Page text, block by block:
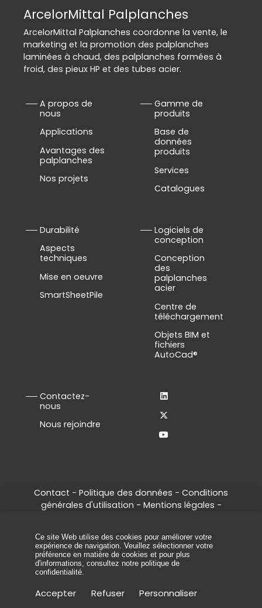
ArcelorMittal Palplanches
ArcelorMittal Palplanches coordonne la vente, le
marketing et la promotion des palplanches
laminées à chaud, des palplanches formées à
froid, des pieux HP et des tubes acier.
A propos de
nous
Applications
Avantages des
palplanches
Nos projets
Gamme de
produits
Base de
données
produits
Services
Catalogues
Durabilité
Aspects
techniques
Mise en oeuvre
SmartSheetPile
Logiciels de
conception
Conception
des
palplanches
acier
Centre de
téléchargement
Objets BIM et
fichiers
AutoCad®
Contactez-
nous
Nous rejoindre
Contact - Politique des données - Conditions
générales d'utilisation - Mentions légales -
Palplanches.
Ce site Web utilise des cookies pour améliorer votre
expérience de navigation. Veuillez sélectionner votre
préférence en matière de cookies et pour plus
d'informations, consultez notre politique de
confidentialité
Accepter Refuser Personnaliser